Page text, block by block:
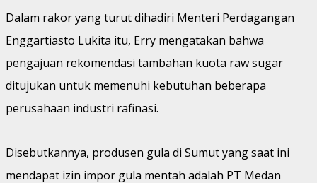
Dalam rakor yang turut dihadiri Menteri Perdagangan
Enggartiasto Lukita itu, Erry mengatakan bahwa
pengajuan rekomendasi tambahan kuota raw sugar
ditujukan untuk memenuhi kebutuhan beberapa
perusahaan industri rafinasi.
Disebutkannya, produsen gula di Sumut yang saat ini
mendapat izin impor gula mentah adalah PT Medan